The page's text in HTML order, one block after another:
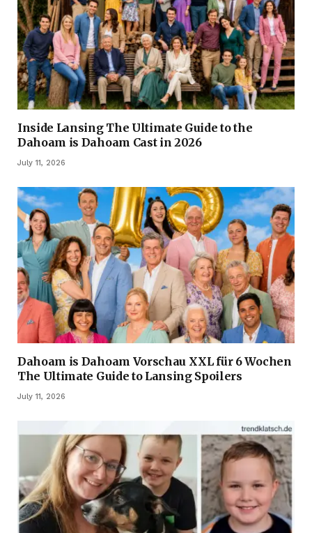
Inside Lansing The Ultimate Guide to the
Dahoam is Dahoam Cast in 2026
July 11, 2026
Dahoam is Dahoam Vorschau XXL für 6 Wochen
The Ultimate Guide to Lansing Spoilers
July 11, 2026